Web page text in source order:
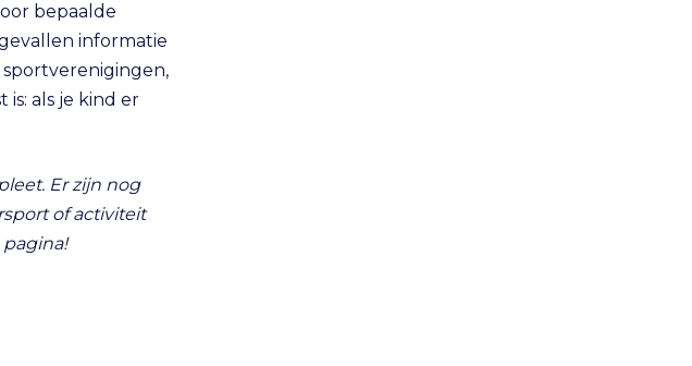
bepaalde
informatie
als je kind er
Er zijn nog
of activiteit